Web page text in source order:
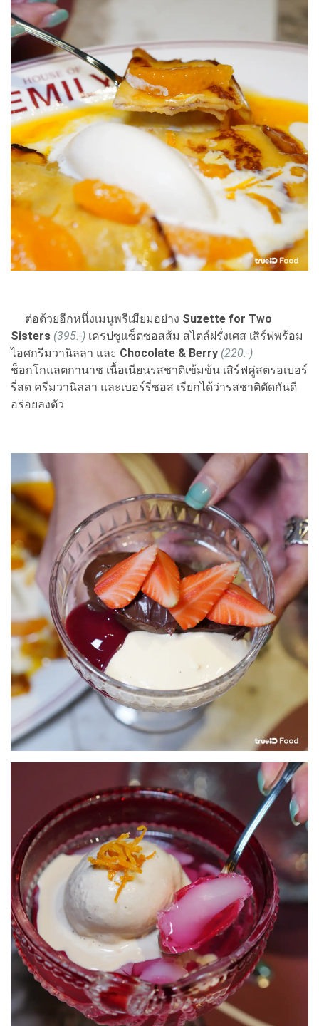
ต่อด้วยอีกหนึ่งเมนูพรีเมียมอย่าง Suzette for Two
Sisters (395.-) เครปซูแซ็ตซอสส้ม สไตล์ฝรั่งเศส เสิร์ฟพร้อม
ไอศกรีมวานิลลา และ Chocolate & Berry (220.-)
ช็อกโกแลตกานาช เนื้อเนียนรสชาติเข้มข้น เสิร์ฟคู่สตรอเบอร์
รี่สด ครีมวานิลลา และเบอร์รี่ซอส เรียกได้ว่ารสชาติตัดกันดี
อร่อยลงตัว